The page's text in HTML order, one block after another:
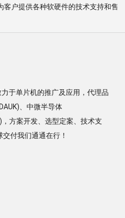
客户提供各种软硬件的技术支持和售
于单片机的推广及应用，代理品
、中微半导体
方案开发、选型定案、技术支
付我们通通在行！